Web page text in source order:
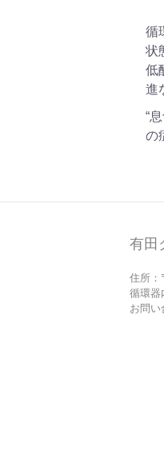
循
状
低
進
“
の
有田
住所：
循環器
お問い